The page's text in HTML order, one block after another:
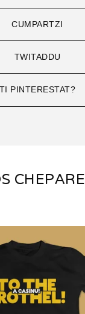
CUMPARTZI
TWITADDU
TI PINTERESTAT?
CHEPARE